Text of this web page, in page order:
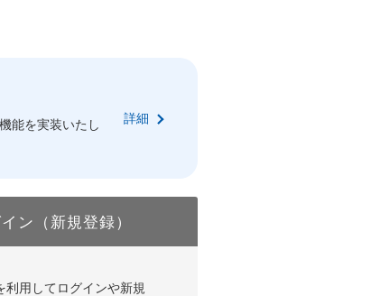
能を実装いたし
詳細
ン（新規登録）
利用してログインや新規